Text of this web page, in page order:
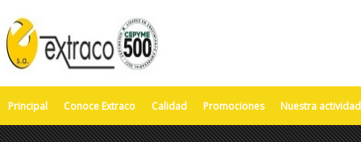
Principal Conoce Extraco Calidad Promociones Nuestra actividad